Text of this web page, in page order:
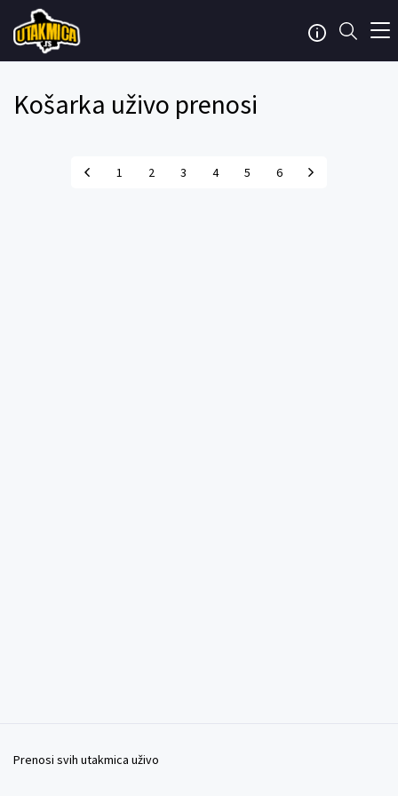
Košarka uživo prenosi
1 2 3 4 5 6
Prenosi svih utakmica uživo